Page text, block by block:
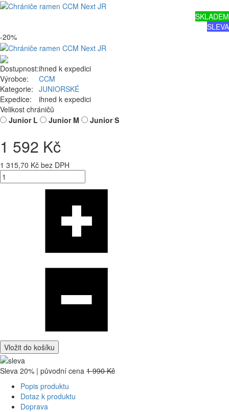
SKLADEM
SLEVA
-20%
Dostupnost:ihned k expedici
Výrobce:
CCM
Kategorie: JUNIORSKÉ
Expedice:
ihned k expedici
Velikost chráničů
Junior L
Junior M Junior S
1 592 Kč
1 315,70 Kč bez DPH
Vložit do košíku
Sleva 20% | původní cena 1 990 Kč
Popis produktu
Dotaz k produktu
Doprava